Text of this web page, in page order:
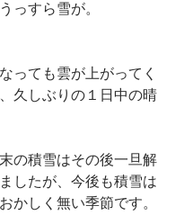
っすら雪が。
っても雲が上がってく
久しぶりの１日中の晴
の積雪はその後一旦解
したが、今後も積雪は
かしく無い季節です。